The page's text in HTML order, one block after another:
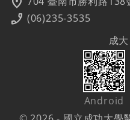
phone_enabled (06)235-3535
成
Android